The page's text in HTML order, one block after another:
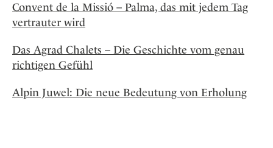
Convent de la Missió – Palma, das mit jedem Tag
vertrauter wird
Das Agrad Chalets – Die Geschichte vom genau
richtigen Gefühl
Alpin Juwel: Die neue Bedeutung von Erholung